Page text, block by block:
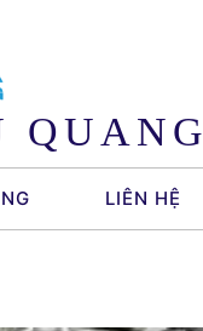
QUANG
LIÊN HỆ